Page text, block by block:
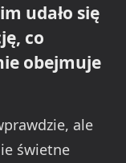
udało się
co
obejmuje
ale
świetne